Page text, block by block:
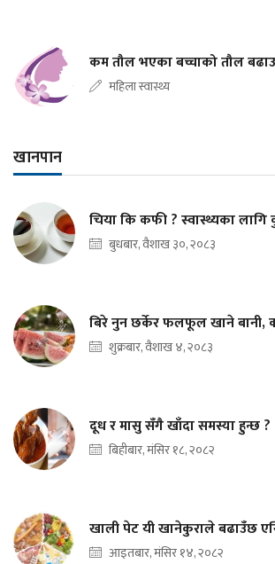
कम तौल भएका बच्चाको तौल
महिला स्वास्थ्य
खानपान
चिया कि कफी ? स्वास्थ्यका
बुधबार, वैशाख ३०, २०८३
बिरे नुन छर्केर फलफूल खाने बानी,
शुक्रबार, वैशाख ४, २०८३
दूध र मासु सँगै खाँदा समस्या हुन्छ ?
बिहीबार, मंसिर १८, २०८२
खाली पेट यी खानेकुराले बढाउँछ
आइतबार, मंसिर १४, २०८२